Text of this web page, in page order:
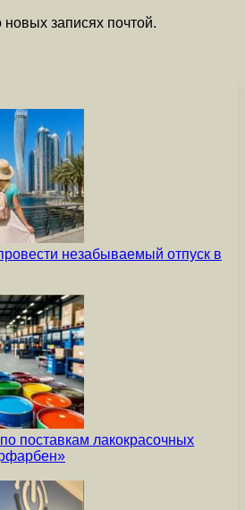
записях почтой.
незабываемый отпуск в
поставкам лакокрасочных